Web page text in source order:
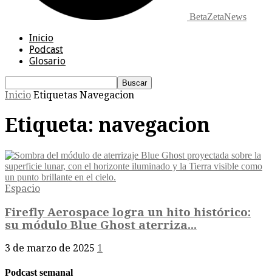
BetaZetaNews
Inicio
Podcast
Glosario
Inicio Etiquetas Navegacion
Etiqueta: navegacion
Espacio
Firefly Aerospace logra un hito histórico:
su módulo Blue Ghost aterriza...
3 de marzo de 2025 1
Podcast semanal